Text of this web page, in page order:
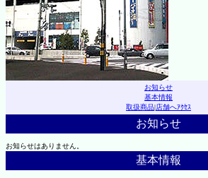
お知らせ
基本情報
取扱商品|店舗へｱｸｾｽ
お知らせ
お知らせはありません。
基本情報